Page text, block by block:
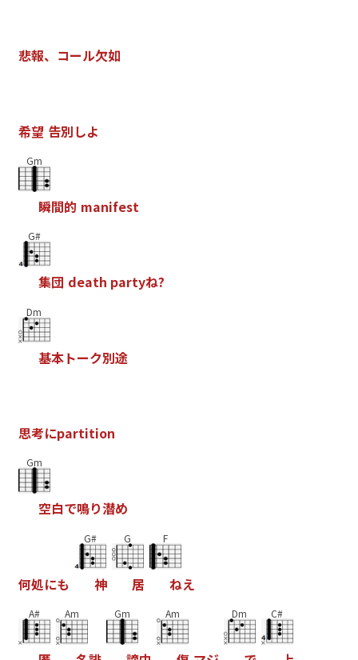
悲報、 コール欠如
希望 告別しよ
Gm
瞬間的 manifest
G#
集団 death partyね?
Dm
基本トーク別途
思考にpartition
Gm
空白で鳴り潜め
何処にも
G#
神
G
居
F
ねえ
A# Am Gm Am Dm C#